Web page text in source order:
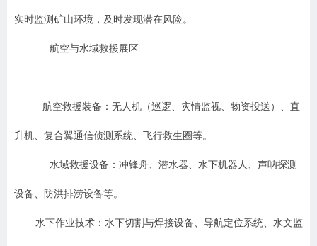
实时监测矿山环境，及时发现潜在风险。
航空与水域救援展区
航空救援装备：无人机（巡逻、灾情监视、物资投送）、直
升机、复合翼通信侦测系统、飞行救生圈等。
水域救援设备：冲锋舟、潜水器、水下机器人、声呐探测
设备、防洪排涝设备等。
水下作业技术：水下切割与焊接设备、导航定位系统、水文监